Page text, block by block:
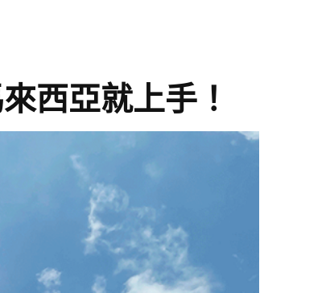
西亞就上手！